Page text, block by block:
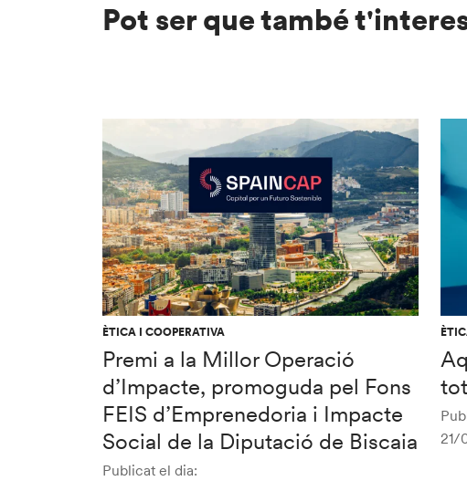
Pot ser que també
ÈTICA I COOPERATIVA
Premi a la Millor Operació
d’Impacte, promoguda pel Fons
FEIS d’Emprenedoria i Impacte
Social de la Diputació de Biscaia
Publicat el dia:
21/